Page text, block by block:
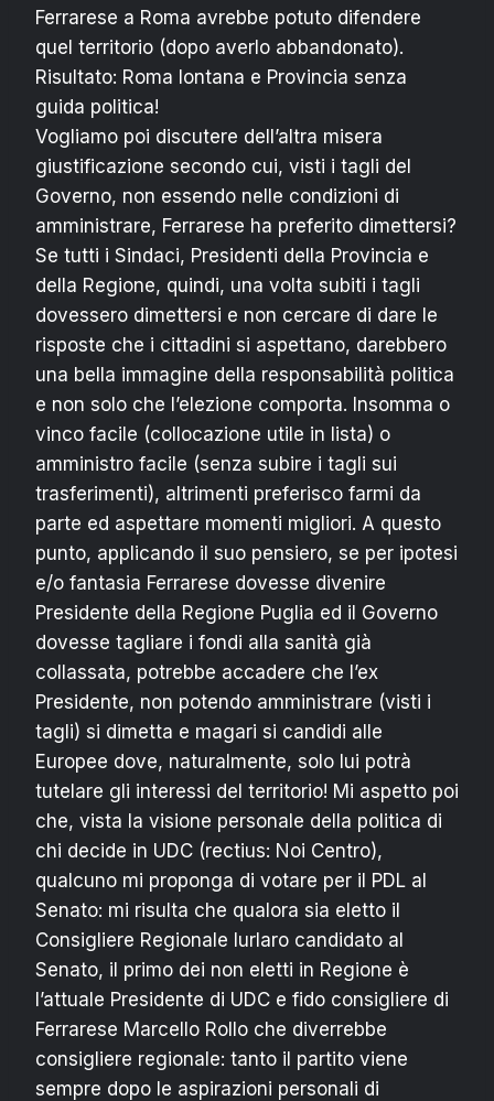
Ferrarese a Roma avrebbe potuto difendere
quel territorio (dopo averlo abbandonato).
Risultato: Roma lontana e Provincia senza
guida politica!
Vogliamo poi discutere dell’altra misera
giustificazione secondo cui, visti i tagli del
Governo, non essendo nelle condizioni di
amministrare, Ferrarese ha preferito dimettersi?
Se tutti i Sindaci, Presidenti della Provincia e
della Regione, quindi, una volta subiti i tagli
dovessero dimettersi e non cercare di dare le
risposte che i cittadini si aspettano, darebbero
una bella immagine della responsabilità politica
e non solo che l’elezione comporta. Insomma o
vinco facile (collocazione utile in lista) o
amministro facile (senza subire i tagli sui
trasferimenti), altrimenti preferisco farmi da
parte ed aspettare momenti migliori. A questo
punto, applicando il suo pensiero, se per ipotesi
e/o fantasia Ferrarese dovesse divenire
Presidente della Regione Puglia ed il Governo
dovesse tagliare i fondi alla sanità già
collassata, potrebbe accadere che l’ex
Presidente, non potendo amministrare (visti i
tagli) si dimetta e magari si candidi alle
Europee dove, naturalmente, solo lui potrà
tutelare gli interessi del territorio! Mi aspetto poi
che, vista la visione personale della politica di
chi decide in UDC (rectius: Noi Centro),
qualcuno mi proponga di votare per il PDL al
Senato: mi risulta che qualora sia eletto il
Consigliere Regionale Iurlaro candidato al
Senato, il primo dei non eletti in Regione è
l’attuale Presidente di UDC e fido consigliere di
Ferrarese Marcello Rollo che diverrebbe
consigliere regionale: tanto il partito viene
sempre dopo le aspirazioni personali di